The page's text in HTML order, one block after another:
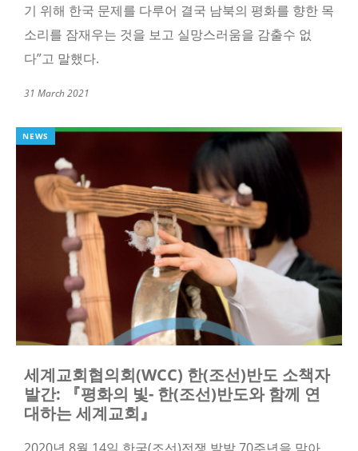
기 위해 한국 문제를 다루어 결국 남북의 평화를 향한 목
소리를 잠재우는 것을 보고 실망스러움을 감출수 없
다”고 말했다.
31 March 2021
NEWS
세계교회협의회(WCC) 한(조선)반도 소책자
발간: 『평화의 빛- 한(조선)반도와 함께 연
대하는 세계교회』